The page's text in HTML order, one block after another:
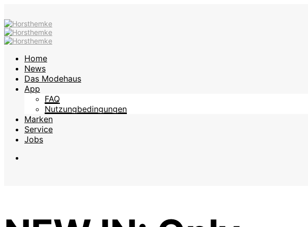
Home
News
Das Modehaus
App
FAQ
Nutzungbedingungen
Marken
Service
Jobs